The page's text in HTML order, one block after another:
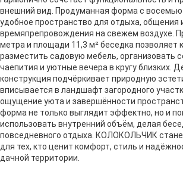
внешний вид. Продуманная форма с восемью
удобное пространство для отдыха, общения
времяпрепровождения на свежем воздухе.
метра и площади 11,3 м² беседка позволяет
разместить садовую мебель, организовать
чаепития и уютные вечера в кругу близких.
конструкция подчёркивает природную
вписывается в ландшафт загородного
ощущение уюта и завершённости
форма не только выглядит эффектно, но и
использовать внутренний объём, делая
повседневного отдыха. КОЛОКОЛЬЧИК
для тех, кто ценит комфорт, стиль и
дачной территории.